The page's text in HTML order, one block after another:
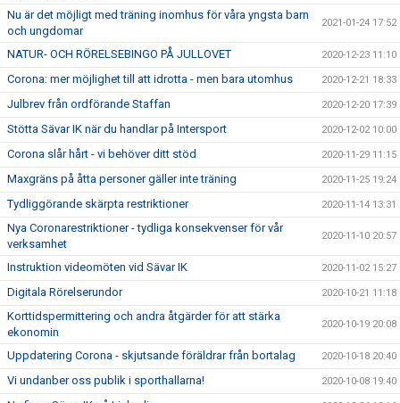
Nu är det möjligt med träning inomhus för våra yngsta barn
och ungdomar
2021-01-24 17:52
NATUR- OCH RÖRELSEBINGO PÅ JULLOVET 2020-12-23 11:10
Corona: mer möjlighet till att idrotta - men bara utomhus 2020-12-21 18:33
Julbrev från ordförande Staffan 2020-12-20 17:39
Stötta Sävar IK när du handlar på Intersport 2020-12-02 10:00
Corona slår hårt - vi behöver ditt stöd 2020-11-29 11:15
Maxgräns på åtta personer gäller inte träning 2020-11-25 19:24
Tydliggörande skärpta restriktioner 2020-11-14 13:31
Nya Coronarestriktioner - tydliga konsekvenser för vår
verksamhet
2020-11-10 20:57
Instruktion videomöten vid Sävar IK 2020-11-02 15:27
Digitala Rörelserundor 2020-10-21 11:18
Korttidspermittering och andra åtgärder för att stärka
ekonomin
2020-10-19 20:08
Uppdatering Corona - skjutsande föräldrar från bortalag 2020-10-18 20:40
Vi undanber oss publik i sporthallarna! 2020-10-08 19:40